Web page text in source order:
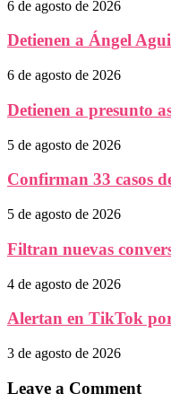
6 de agosto de 2026
Detienen a Ángel
6 de agosto de 2026
Detienen a presunto
5 de agosto de 2026
Confirman 33 casos
5 de agosto de 2026
Filtran nuevas
4 de agosto de 2026
Alertan en TikTok por
3 de agosto de 2026
Leave a Comment